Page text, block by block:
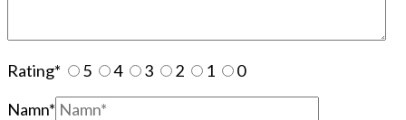
Rating* 5 4 3 2 1
0
Namn*